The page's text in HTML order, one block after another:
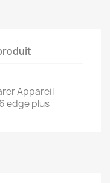
Appareil
edge plus